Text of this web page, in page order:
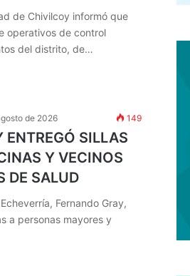
de Chivilcoy informó que
operativos de control
del distrito, de…
de 2026 149
ENTREGÓ SILLAS
Y VECINOS
DE SALUD
Fernando Gray,
a personas mayores y